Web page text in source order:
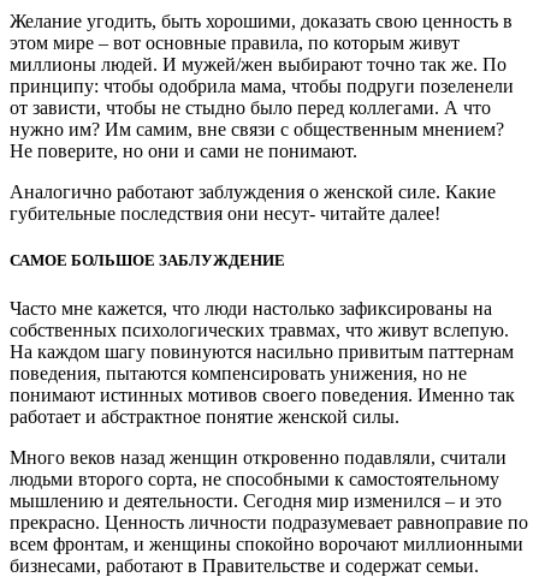
Желание угодить, быть хорошими, доказать свою ценность в
этом мире – вот основные правила, по которым живут
миллионы людей. И мужей/жен выбирают точно так же. По
принципу: чтобы одобрила мама, чтобы подруги позеленели
от зависти, чтобы не стыдно было перед коллегами. А что
нужно им? Им самим, вне связи с общественным мнением?
Не поверите, но они и сами не понимают.
Аналогично работают заблуждения о женской силе. Какие
губительные последствия они несут- читайте далее!
САМОЕ БОЛЬШОЕ ЗАБЛУЖДЕНИЕ
Часто мне кажется, что люди настолько зафиксированы на
собственных психологических травмах, что живут вслепую.
На каждом шагу повинуются насильно привитым паттернам
поведения, пытаются компенсировать унижения, но не
понимают истинных мотивов своего поведения. Именно так
работает и абстрактное понятие женской силы.
Много веков назад женщин откровенно подавляли, считали
людьми второго сорта, не способными к самостоятельному
мышлению и деятельности. Сегодня мир изменился – и это
прекрасно. Ценность личности подразумевает равноправие по
всем фронтам, и женщины спокойно ворочают миллионными
бизнесами, работают в Правительстве и содержат семьи.